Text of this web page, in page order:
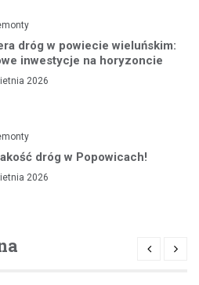
dróg w powiecie wieluńskim:
inwestycje na horyzoncie
2026
dróg w Popowicach!
2026